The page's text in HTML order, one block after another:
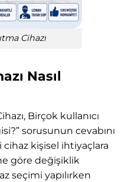
Cihazı
Nasıl
Birçok kullanıcı
sorusunun cevabını
cihaz kişisel ihtiyaçlara
göre değişiklik
seçimi yapılırken